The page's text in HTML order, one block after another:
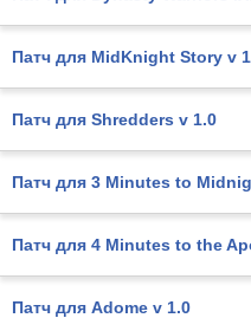
Патч для MidKnight Story v
Патч для Shredders v 1.0
Патч для 3 Minutes to
Патч для 4 Minutes to the
Патч для Adome v 1.0